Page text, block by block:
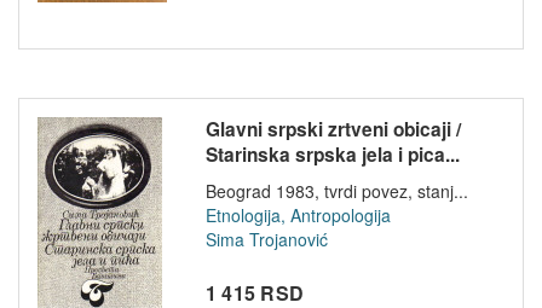
Glavni srpski zrtveni obicaji /
Starinska srpska jela i pica...
Beograd 1983, tvrdi povez, stanj...
Etnologija, Antropologija
Sima Trojanović
1 415 RSD